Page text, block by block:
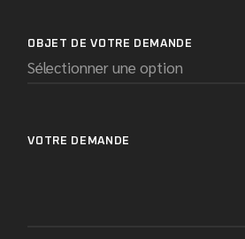
OBJET DE VOTRE DEMANDE
VOTRE DEMANDE